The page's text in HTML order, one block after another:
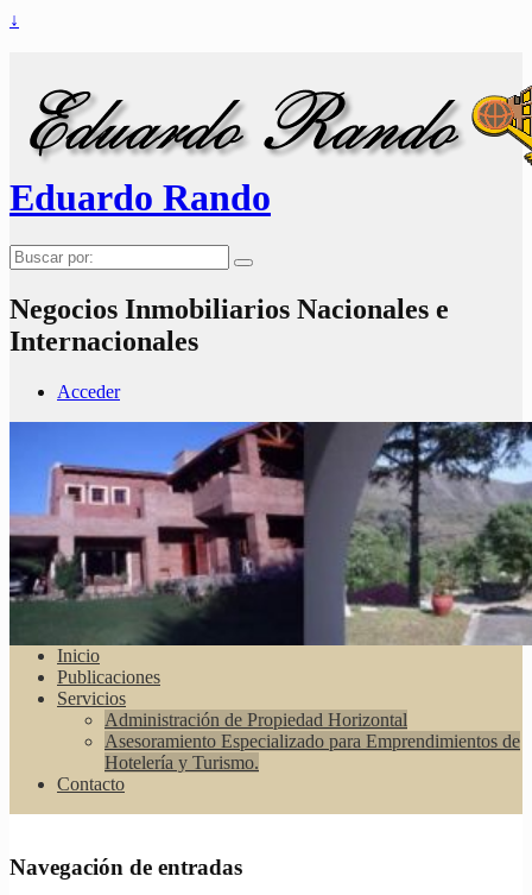
↓
Eduardo Rando
Buscar
por:
Negocios Inmobiliarios Nacionales e
Internacionales
Acceder
Inicio
Publicaciones
Servicios
Administración de Propiedad Horizontal
Asesoramiento Especializado para Emprendimientos de
Hotelería y Turismo.
Contacto
Navegación de entradas